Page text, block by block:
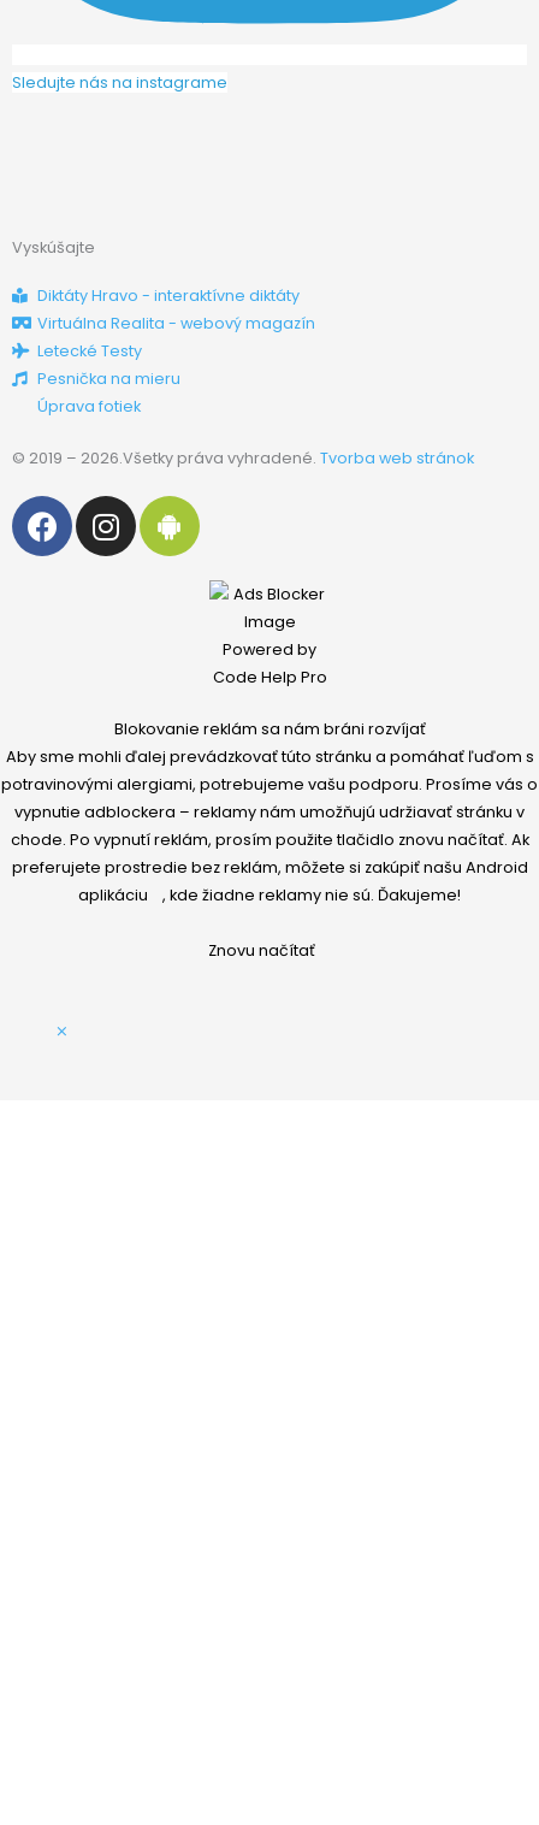
Sledujte nás na instagrame
Vyskúšajte
Diktáty Hravo - interaktívne diktáty
Virtuálna Realita - webový magazín
Letecké Testy
Pesnička na mieru
Úprava fotiek
© 2019 – 2026.Všetky práva vyhradené. Tvorba web stránok
F
a
c
I
n
s
a
m
A
n
d
Blokovanie reklám sa nám bráni rozvíjať
Aby sme mohli ďalej prevádzkovať túto stránku a pomáhať ľuďom s
potravinovými alergiami, potrebujeme vašu podporu. Prosíme vás o
vypnutie adblockera – reklamy nám umožňujú udržiavať stránku v
chode. Po vypnutí reklám, prosím použite tlačidlo znovu načítať. Ak
preferujete prostredie bez reklám, môžete si zakúpiť našu Android
aplikáciu
, kde žiadne reklamy nie sú. Ďakujeme!
Znovu načítať